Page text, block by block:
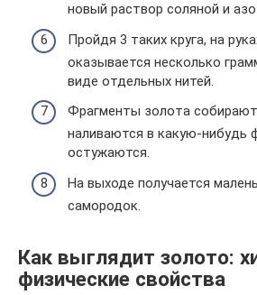
новый раствор соляной и
Пройдя 3 таких круга, на
оказывается несколько
виде отдельных нитей.
Фрагменты золота
наливаются в какую-нибудь
остужаются.
На выходе получается
самородок.
Как выглядит золото:
физические свойства